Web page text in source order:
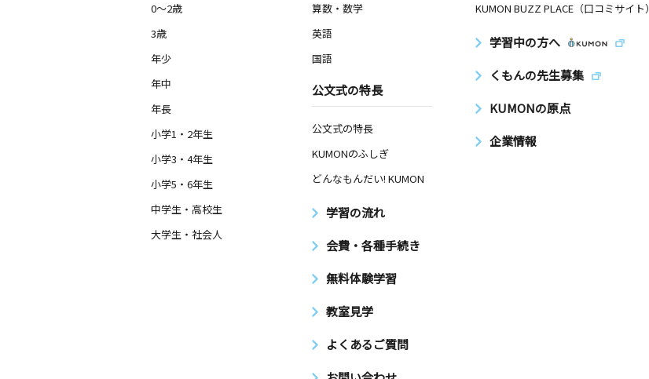
0～2歳
3歳
年少
年中
年長
小学1・2年生
小学3・4年生
小学5・6年生
中学生・高校生
大学生・社会人
算数・数学
英語
国語
公文式の特長
公文式の特長
KUMONのふしぎ
どんなもんだい! KUMON
学習の流れ
会費・各種手続き
無料体験学習
教室見学
よくあるご質問
KUMON BUZZ PLACE（口コミサイト）
学習中の方へ
くもんの先生募集
KUMONの原点
企業情報